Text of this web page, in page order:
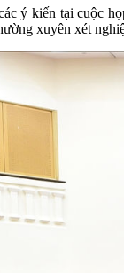
ý kiến tại cuộc
xuyên xét